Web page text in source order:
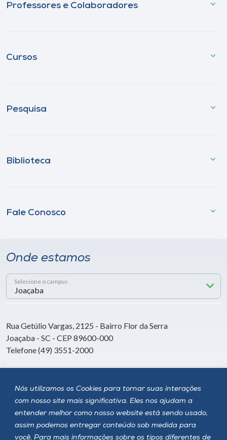
Nós utilizamos os Cookies para tornar suas interações
com nosso site mais significativa. Eles nos ajudam a
entender melhor como nosso website está sendo usado,
assim podemos entregar conteúdo sob medida para
você. Para mais informações sobre os tipos diferentes de
Professores e Colaboradores
Cursos
Pesquisa
Biblioteca
Fale Conosco
Onde estamos
Selecione o campus
Rua Getúlio Vargas, 2125 - Bairro Flor da Serra
Joaçaba - SC - CEP 89600-000
Telefone (49) 3551-2000
Siga a Unoesc